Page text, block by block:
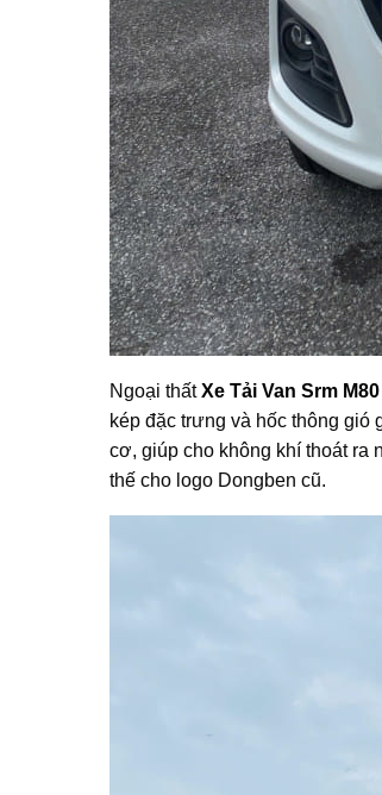
Ngoại thấtXe Tải Van Srm
kép đặc trưng và hốc thông gió
cơ, giúp cho không khí thoát ra
thế cho logo Dongben cũ.